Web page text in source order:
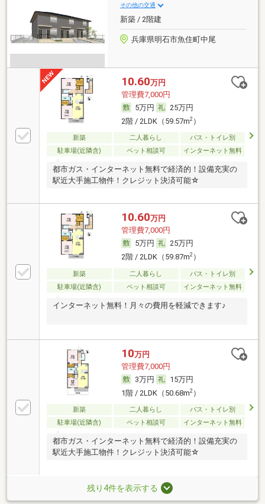
その他の交通
新築 / 2階建
兵庫県明石市魚住町中尾
10.60万円
管理費7,000円
5万円
25万円
2階 / 2LDK（59.57m2）
新築 二人暮らし
バス・トイレ別
駐車場(近隣含)
ペット相談可 インターネット無料
都市ガス・インターネット無料で経済的！設備充実の
駅近大手施工物件！クレジット決済可能☆
10.60万円
管理費7,000円
5万円
25万円
2階 / 2LDK（59.87m2）
新築 二人暮らし
バス・トイレ別
駐車場(近隣含)
ペット相談可 インターネット無料
インターネット無料！月々の費用を軽減できます♪
10万円
管理費7,000円
3万円
15万円
1階 / 2LDK（50.68m2）
新築 二人暮らし
バス・トイレ別
駐車場(近隣含)
ペット相談可 インターネット無料
都市ガス・インターネット無料で経済的！設備充実の
駅近大手施工物件！クレジット決済可能☆
残り4件を表示する